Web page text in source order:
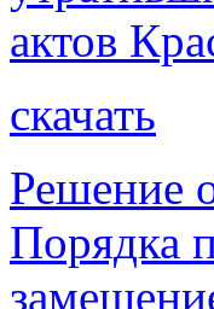
актов
скачать
Решение
Порядка